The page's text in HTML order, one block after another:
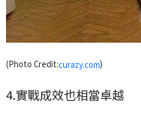
(Photo Credit:curazy.com)
4.實戰成效也相當卓越